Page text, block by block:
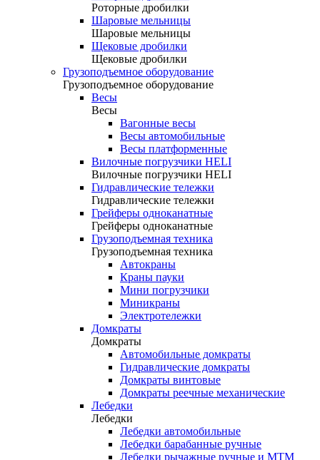
Роторные дробилки
Шаровые мельницы
Шаровые мельницы
Щековые дробилки
Щековые дробилки
Грузоподъемное оборудование
Грузоподъемное оборудование
Весы
Весы
Вагонные весы
Весы автомобильные
Весы платформенные
Вилочные погрузчики HELI
Вилочные погрузчики HELI
Гидравлические тележки
Гидравлические тележки
Грейферы одноканатные
Грейферы одноканатные
Грузоподъемная техника
Грузоподъемная техника
Автокраны
Краны пауки
Мини погрузчики
Миникраны
Электротележки
Домкраты
Домкраты
Автомобильные домкраты
Гидравлические домкраты
Домкраты винтовые
Домкраты реечные механические
Лебедки
Лебедки
Лебедки автомобильные
Лебедки барабанные ручные
Лебедки рычажные ручные и МТМ